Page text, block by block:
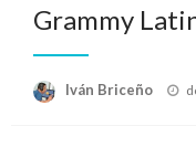
Grammy
Iván Briceño